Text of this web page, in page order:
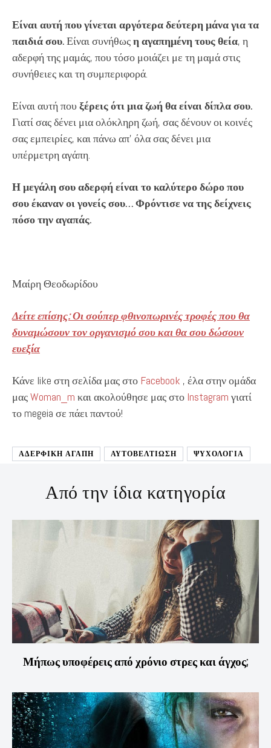
Είναι αυτή που γίνεται αργότερα δεύτερη μάνα για τα
παιδιά σου.Είναι συνήθωςη αγαπημένη τους θεία, η
αδερφή της μαμάς, που τόσο μοιάζει με τη μαμά στις
συνήθειες και τη συμπεριφορά.
Είναι αυτή πουξέρεις ότι μια ζωή θα είναι δίπλα σου.
Γιατί σας δένει μια ολόκληρη ζωή, σας δένουν οι κοινές
σας εμπειρίες, και πάνω απ’ όλα σας δένει μια
υπέρμετρη αγάπη.
Η μεγάλη σου αδερφή είναι το καλύτερο δώρο που
σου έκαναν οι γονείς σου… Φρόντισε να της δείχνεις
πόσο την αγαπάς.
Μαίρη Θεοδωρίδου
Δείτε επίσης: Οι σούπερ φθινοπωρινές τροφές που θα
δυναμώσουν τον οργανισμό σου και θα σου δώσουν
ευεξία
Κάνε like στη σελίδα μας στο Facebook , έλα στην ομάδα
μαςWoman_m και ακολούθησε μας στο Instagram γιατί
το megeia σε πάει παντού!
ΑΔΕΡΦΙΚΗ ΑΓΑΠΗ ΑΥΤΟΒΕΛΤΊΩΣΗ ΨΥΧΟΛΟΓΙΑ
Από την ίδια κατηγορία
Μήπως υποφέρεις από χρόνιο στρες και άγχος;